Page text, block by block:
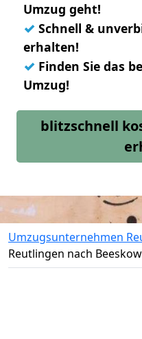
Umzug geht!
✓ Schnell &
erhalten!
✓ Finden Sie das
Umzug!
blitzschnell
Umzugsunternehmen
Reutlingen nach Beeskow